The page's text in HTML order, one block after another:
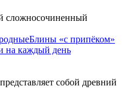
сложносочиненный
Блины «с припёком»
на каждый день
собой древний